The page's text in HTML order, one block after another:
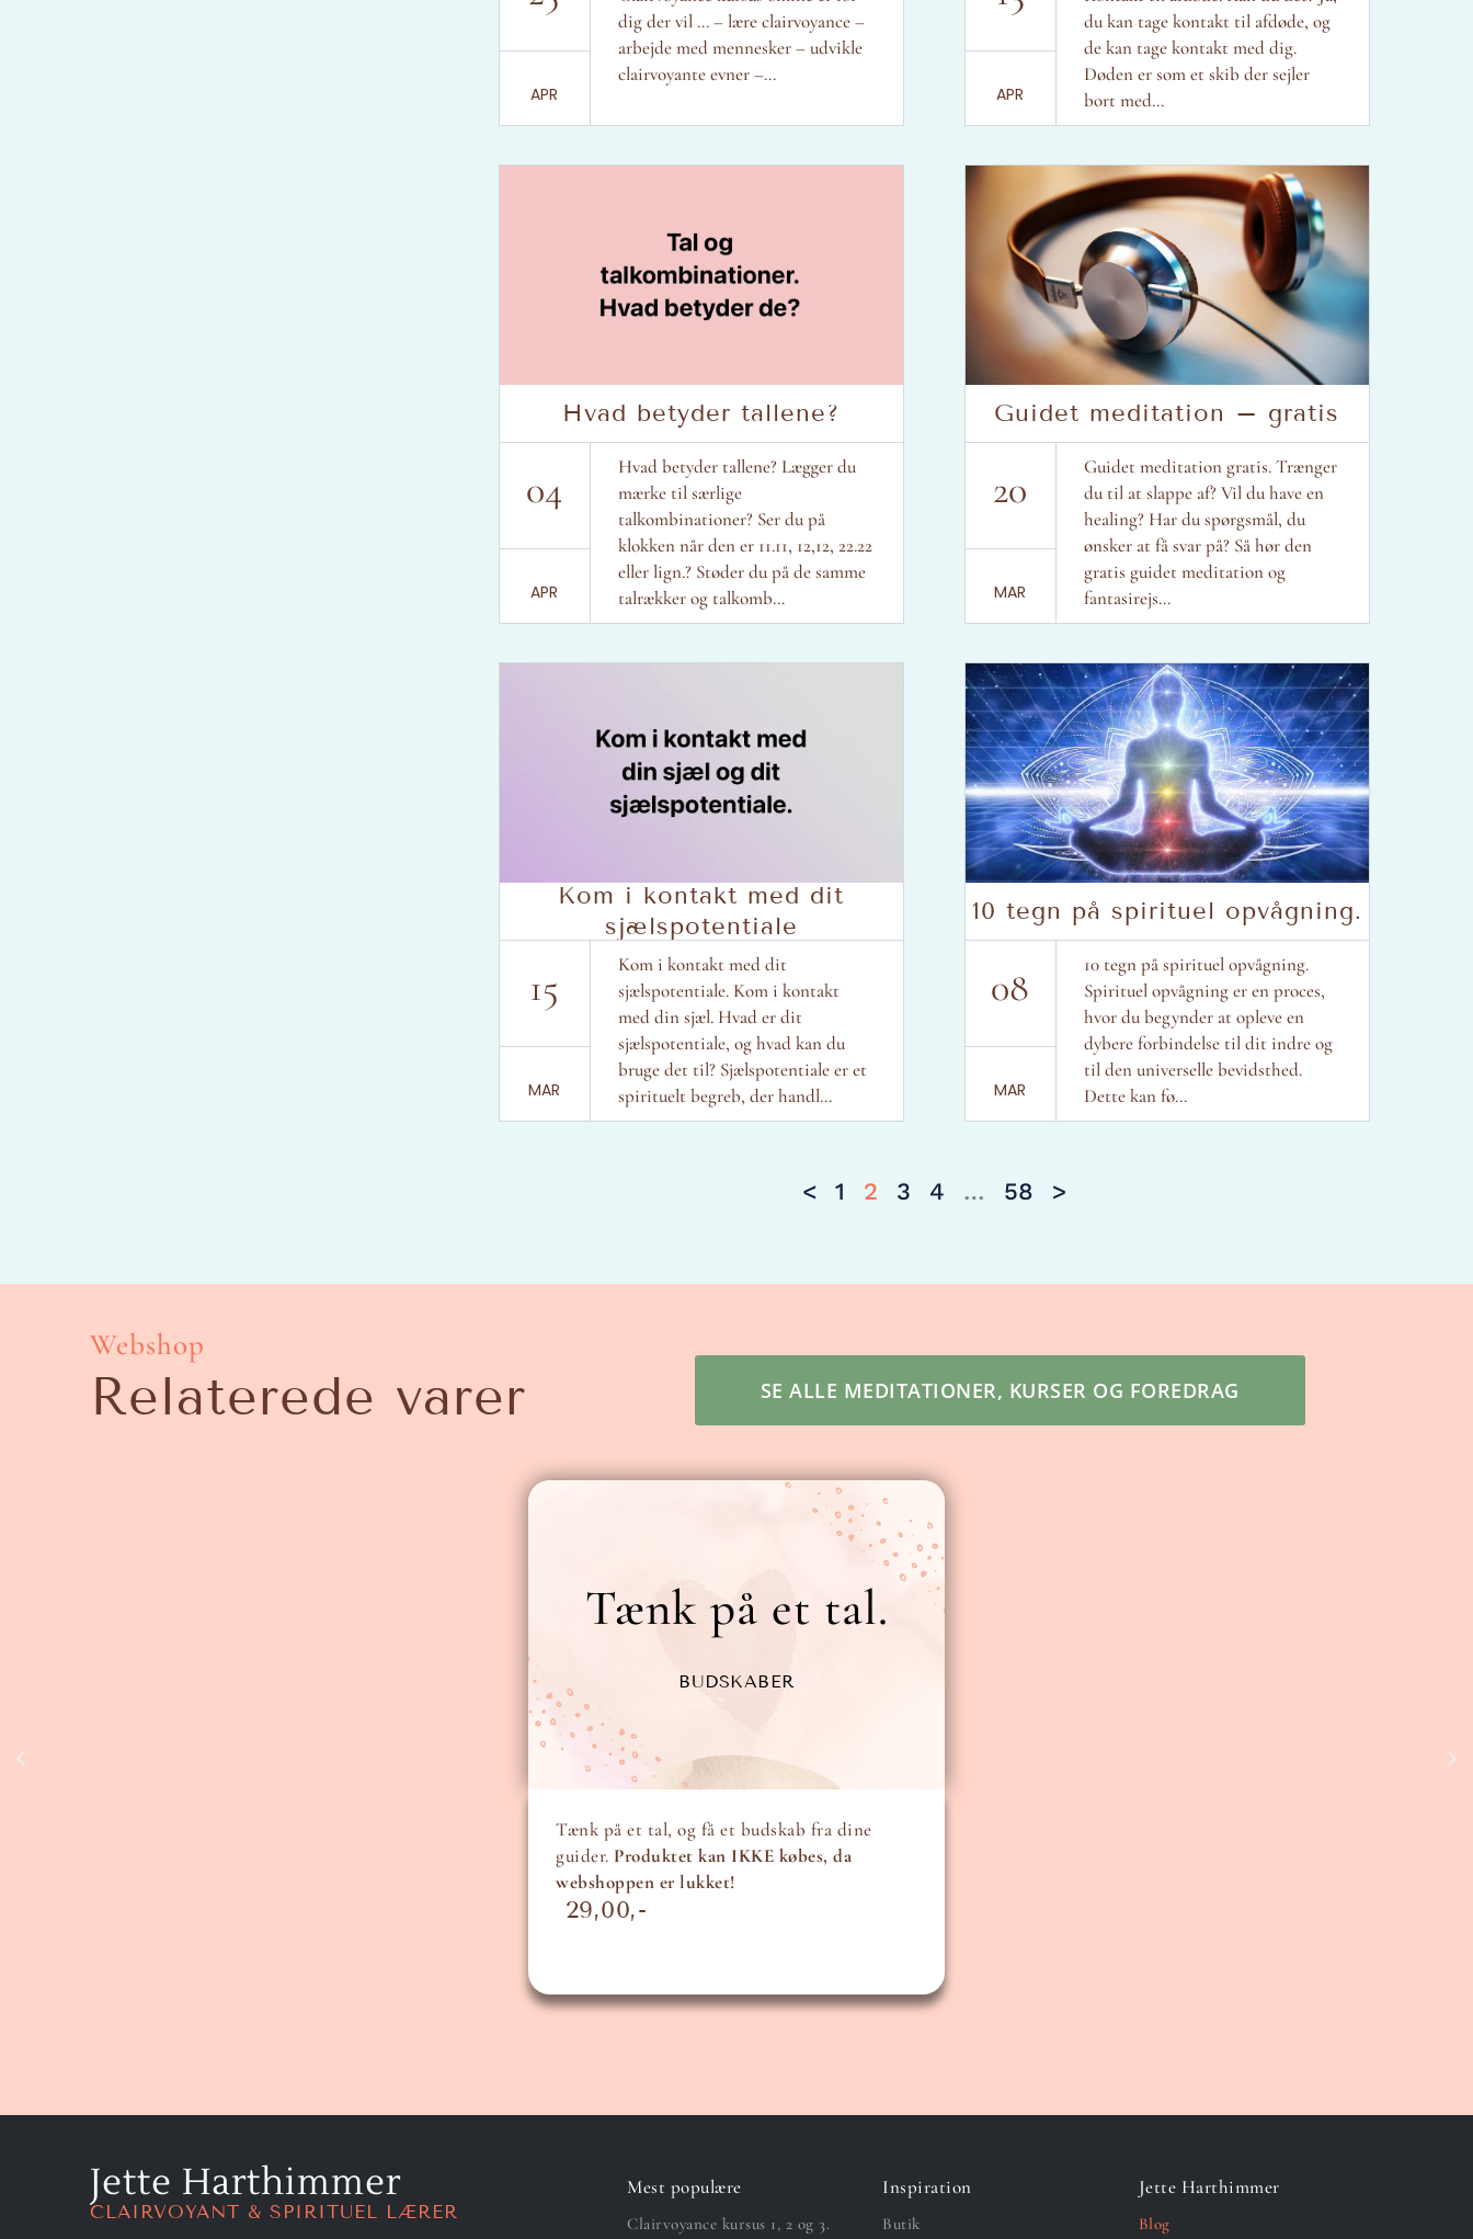
APR
dig der vil … – lære clairvoyance –
arbejde med mennesker – udvikle
clairvoyante evner –...
APR
du kan tage kontakt til afdøde, og
de kan tage kontakt med dig.
Døden er som et skib der sejler
bort med...
Hvad betyder tallene?
04
APR
Hvad betyder tallene? Lægger du
mærke til særlige
talkombinationer? Ser du på
klokken når den er 11.11, 12,12, 22.22
eller lign.? Støder du på de samme
talrækker og talkomb...
Guidet meditation – gratis
20
MAR
Guidet meditation gratis. Trænger
du til at slappe af? Vil du have en
healing? Har du spørgsmål, du
ønsker at få svar på? Så hør den
gratis guidet meditation og
fantasirejs...
Kom i kontakt med dit
sjælspotentiale
15
MAR
Kom i kontakt med dit
sjælspotentiale. Kom i kontakt
med din sjæl. Hvad er dit
sjælspotentiale, og hvad kan du
bruge det til? Sjælspotentiale er et
spirituelt begreb, der handl...
10 tegn på spirituel opvågning.
08
MAR
10 tegn på spirituel opvågning.
Spirituel opvågning er en proces,
hvor du begynder at opleve en
dybere forbindelse til dit indre og
til den universelle bevidsthed.
Dette kan fø...
< 1 2 3 4 … 58 >
Webshop
Relaterede varer SE ALLE MEDITATIONER, KURSER OG FOREDRAG
Tænk på et tal.
BUDSKABER
Tænk på et tal, og få et budskab fra dine
guider. Produktet kan IKKE købes, da
webshoppen er lukket!
29,00
Jette Harthimmer
CLAIRVOYANT & SPIRITUEL LÆRER
Mest populære
Clairvoyance kursus 1, 2 og 3.
Inspiration
Butik
Jette Harthimmer
Blog